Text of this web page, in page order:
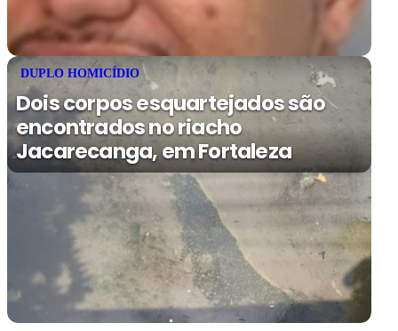
DUPLO HOMICÍDIO
Dois corpos esquartejados são
encontrados no riacho
Jacarecanga, em Fortaleza